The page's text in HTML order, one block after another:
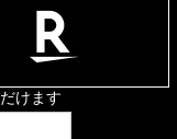
けます